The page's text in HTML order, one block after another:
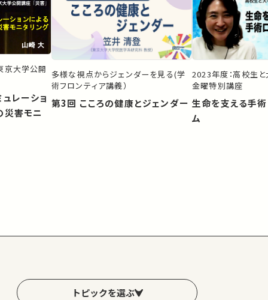
京大学公開
レーショ
災害モニ
多様な視点からジェンダーを見る(学
術フロンティア講義）
第3回 こころの健康とジェンダー
2023年度：高校生
金曜特別講座
生命を支える手
ム
トピックを選ぶ